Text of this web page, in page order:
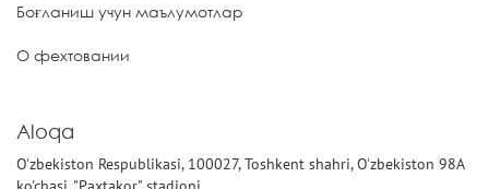
Боғланиш учун маълумотлар
О фехтовании
Aloqa
O'zbekiston Respublikasi, 100027, Toshkent shahri, O'zbekiston 98A